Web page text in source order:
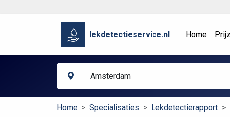
lekdetectieservice.nl Home
Home Specialisaties Lekdetectierapport